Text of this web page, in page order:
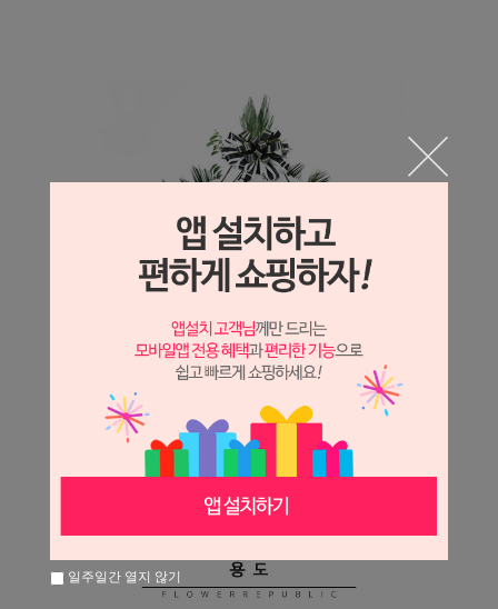
일주일간 열지 않기